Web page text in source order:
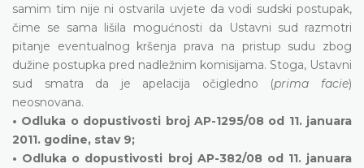
samim tim nije ni ostvarila uvjete da vodi sudski postupak,
čime se sama lišila mogućnosti da Ustavni sud razmotri
pitanje eventualnog kršenja prava na pristup sudu zbog
dužine postupka pred nadležnim komisijama. Stoga, Ustavni
sud smatra da je apelacija očigledno (prima facie)
neosnovana.
• Odluka o dopustivosti broj AP-1295/08 od 11. januara
2011. godine, stav 9;
• Odluka o dopustivosti broj AP-382/08 od 11. januara